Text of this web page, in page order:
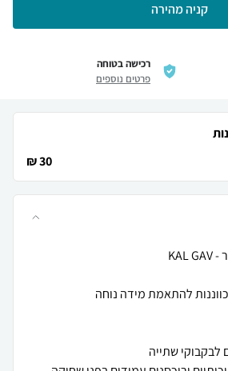
קניה מהירה
רכישה בטוחה
פרטים נוספים
30 ₪